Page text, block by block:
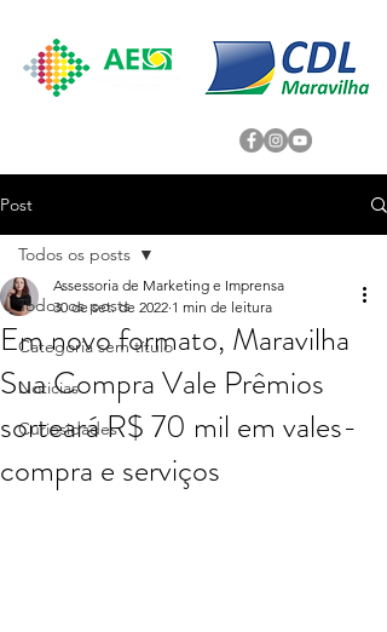
Post
Todos os posts
Categoria sem título
Noticias
Curiosidades
Todos os posts
Em novo formato, Maravilha
Sua Compra Vale Prêmios
sorteará R$ 70 mil em vales-
compra e serviços
Assessoria de Marketing e Imprensa
30 de set. de 2022 1 min de leitura